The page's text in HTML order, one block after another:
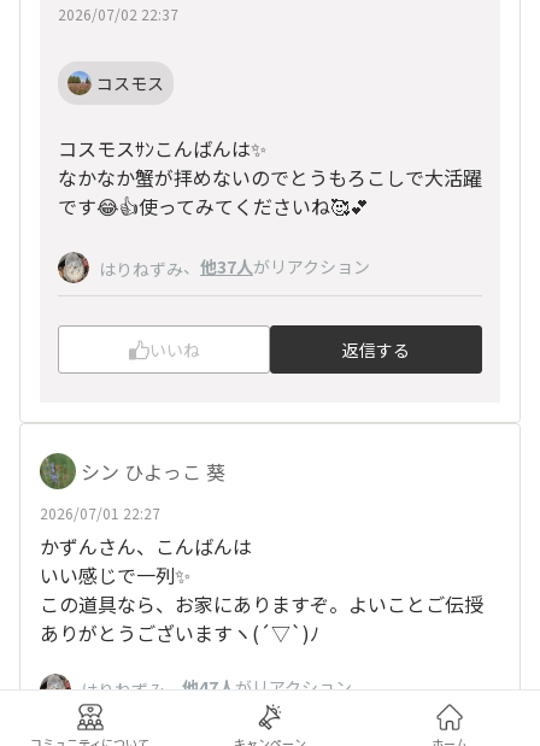
2026/07/02 22:37
コスモス
コスモスｻﾝこんばんは✨
なかなか蟹が拝めないのでとうもろこしで大活躍
です😂👍使ってみてくださいね🥰💕
はりねずみ、 他37人がリアクション
いいね 返信する
シン ひよっこ 葵
2026/07/01 22:27
かずんさん、こんばんは
いい感じで一列✨
この道具なら、お家にありますぞ。よいことご伝授
ありがとうございますヽ(´▽`)ﾉ
はりねずみ、他47人がリアクション